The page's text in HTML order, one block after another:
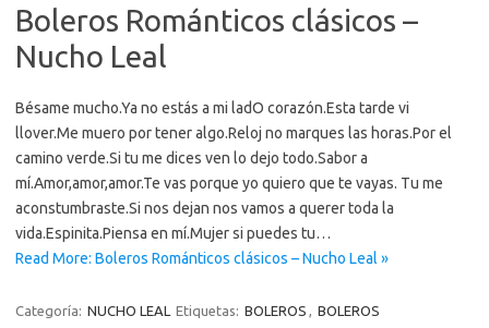
Boleros Románticos clásicos –
Nucho Leal
Bésame mucho.Ya no estás a mi ladO corazón.Esta tarde vi
llover.Me muero por tener algo.Reloj no marques las horas.Por el
camino verde.Si tu me dices ven lo dejo todo.Sabor a
mí.Amor,amor,amor.Te vas porque yo quiero que te vayas. Tu me
aconstumbraste.Si nos dejan nos vamos a querer toda la
vida.Espinita.Piensa en mí.Mujer si puedes tu…
Read More: Boleros Románticos clásicos – Nucho Leal »
Categoría: NUCHO LEAL Etiquetas: BOLEROS , BOLEROS